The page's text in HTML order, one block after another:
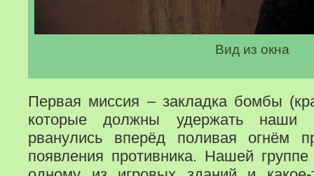
Вид из окна
Первая миссия – закладка бомбы
которые должны удержать наши
рванулись вперёд поливая огнём
появления противника. Нашей